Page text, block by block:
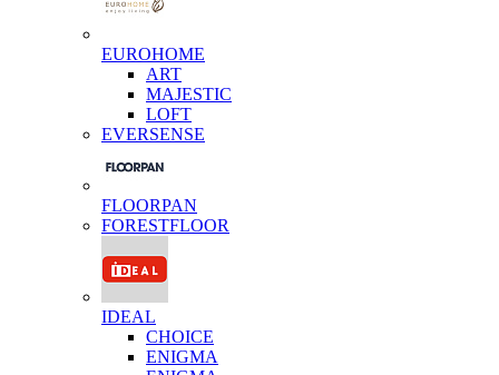
EUROHOME
ART
MAJESTIC
LOFT
EVERSENSE
FLOORPAN
FORESTFLOOR
IDEAL
CHOICE
ENIGMA